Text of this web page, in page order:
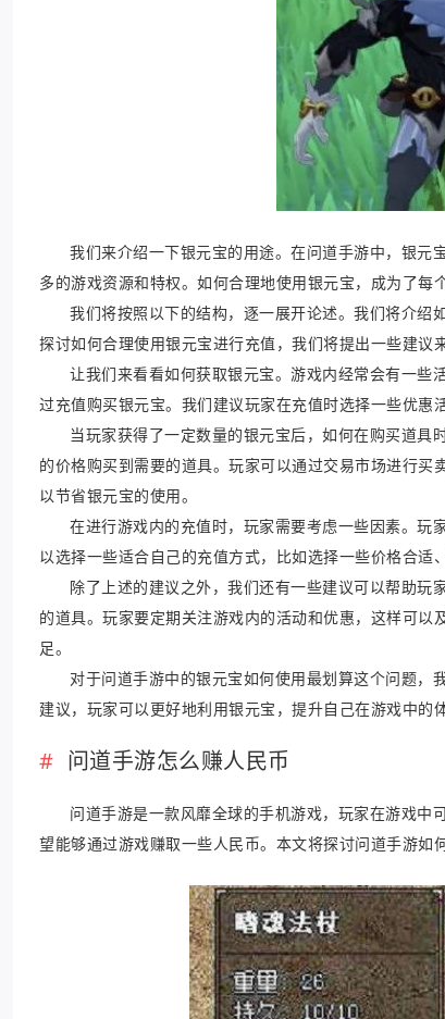
我们来介绍一下银元宝的用途。在问道手游中，银元
多的游戏资源和特权。如何合理地使用银元宝，成为了每
我们将按照以下的结构，逐一展开论述。我们将介绍
探讨如何合理使用银元宝进行充值，我们将提出一些建议
让我们来看看如何获取银元宝。游戏内经常会有一些
过充值购买银元宝。我们建议玩家在充值时选择一些优惠
当玩家获得了一定数量的银元宝后，如何在购买道
的价格购买到需要的道具。玩家可以通过交易市场进行
以节省银元宝的使用。
在进行游戏内的充值时，玩家需要考虑一些因素。玩
以选择一些适合自己的充值方式，比如选择一些价格合适
除了上述的建议之外，我们还有一些建议可以帮助
的道具。玩家要定期关注游戏内的活动和优惠，这样可
足。
对于问道手游中的银元宝如何使用最划算这个问题
建议，玩家可以更好地利用银元宝，提升自己在游戏中的
问道手游怎么赚人民币
问道手游是一款风靡全球的手机游戏，玩家在游戏
望能够通过游戏赚取一些人民币。本文将探讨问道手游如